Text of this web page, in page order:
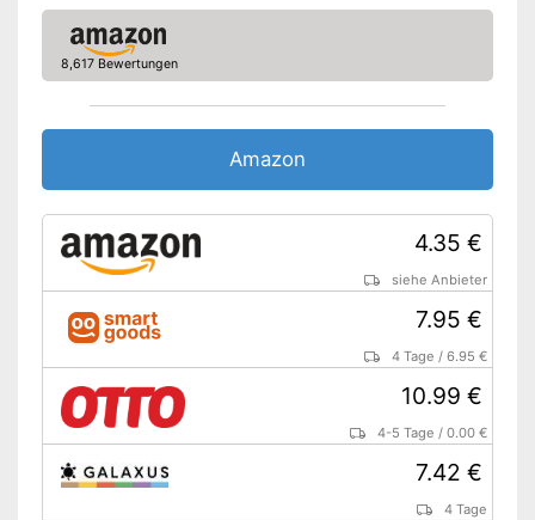
8,617 Bewertungen
Amazon
4.35 €
siehe Anbieter
7.95 €
4 Tage /6.95 €
10.99 €
4-5 Tage /0.00 €
7.42 €
4 Tage